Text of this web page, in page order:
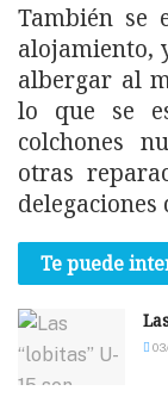
También se
alojamiento,
albergar al
lo que se
colchones
otras
delegaciones
Te puede